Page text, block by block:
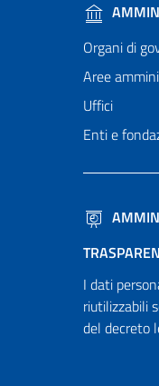
Organi di
Aree
Uffici
Enti e
I dati
riutilizzabili
del decreto